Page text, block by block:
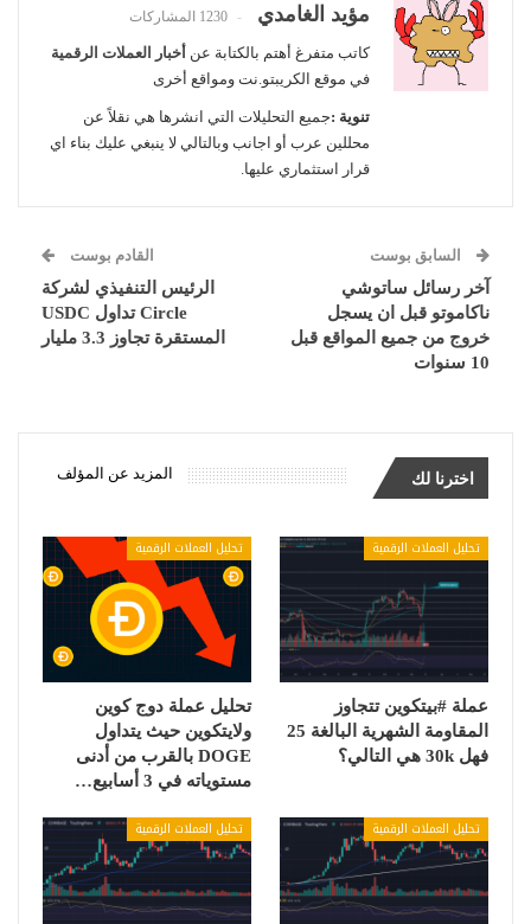
مؤيد الغامدي 1230 المشاركات
كاتب متفرغ أهتم بالكتابة عن أخبار العملات الرقمية
في موقع الكريبتو.نت ومواقع أخرى
تنوية :جميع التحليلات التي انشرها هي نقلاً عن
محللين عرب أو اجانب وبالتالي لا ينبغي عليك بناء اي
قرار استثماري عليها.
السابق بوست
آخر رسائل ساتوشي
ناكاموتو قبل ان يسجل
خروج من جميع المواقع قبل
10 سنوات
القادم بوست
الرئيس التنفيذي لشركة
Circle تداول USDC
المستقرة تجاوز 3.3 مليار
اخترنا لك المزيد عن المؤلف
تحليل العملات الرقمية
عملة #بيتكوين تتجاوز
المقاومة الشهرية البالغة 25
فهل 30k هي التالي؟
تحليل العملات الرقمية
تحليل عملة دوج كوين
ولايتكوين حيث يتداول
DOGE بالقرب من أدنى
مستوياته في 3 أسابيع…
تحليل العملات الرقمية تحليل العملات الرقمية